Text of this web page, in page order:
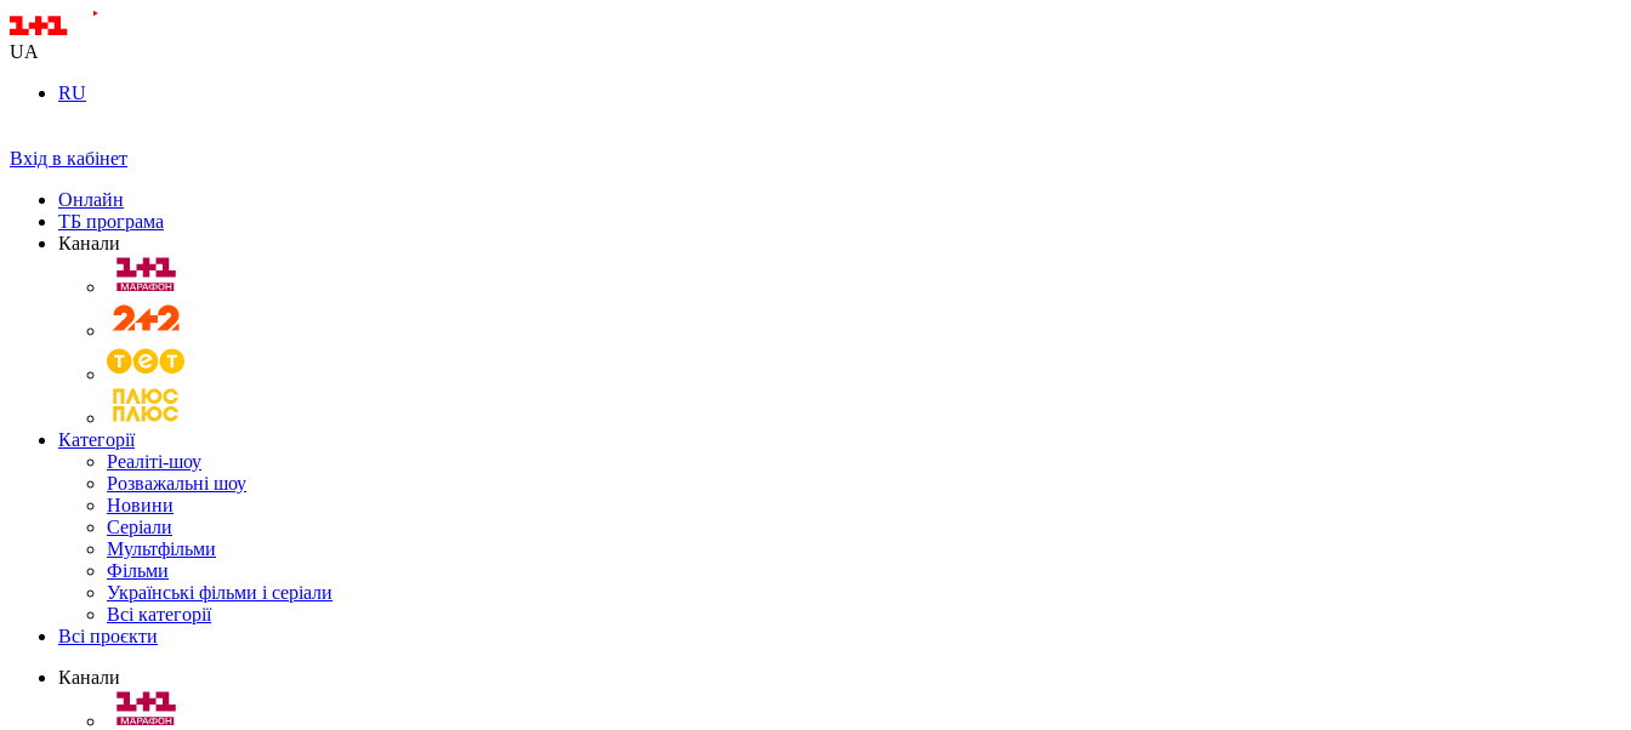
UA
RU
Вхід в кабінет
Онлайн
ТБ програма
Канали
Категорії
Реаліті-шоу
Розважальні шоу
Новини
Серіали
Мультфільми
Фільми
Українські фільми і серіали
Всі категорії
Всі проєкти
Канали